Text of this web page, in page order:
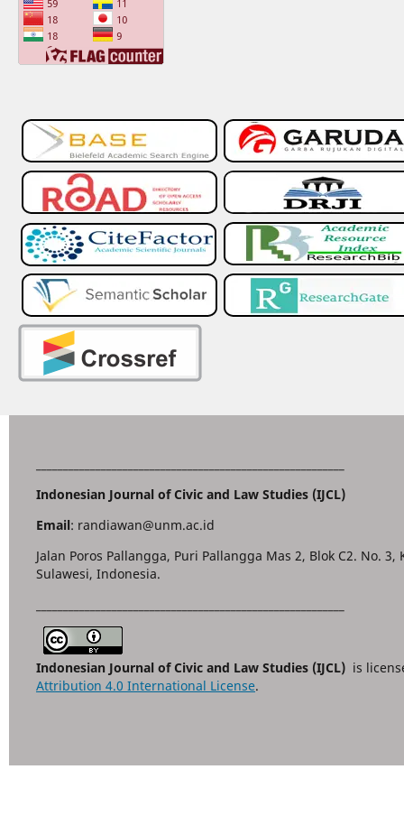
Indonesian Journal of Civic and Law Studies (IJCL)
Email: randiawan@unm.ac.id
Jalan Poros Pallangga, Puri Pallangga Mas 2, Blok C2. No.
Sulawesi, Indonesia.
Indonesian Journal of Civic and Law Studies (IJCL) is
Attribution 4.0 International License.